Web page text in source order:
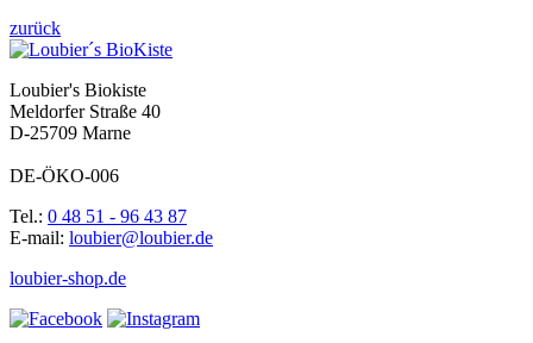
zurück
Loubier's Biokiste
Meldorfer Straße 40
D-25709 Marne
DE-ÖKO-006
Tel.: 0 48 51 - 96 43 87
E-mail: loubier@loubier.de
loubier-shop.de